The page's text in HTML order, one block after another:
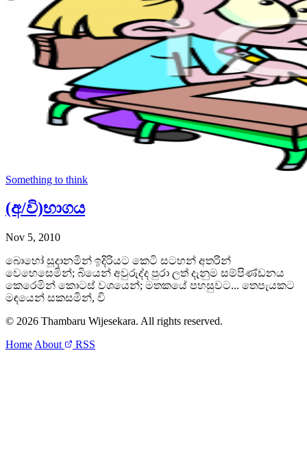
Something to think
(අ/වි)භාගය
Nov 5, 2010
බොහෝ සූදානමින් ඉදිරියට කෙටි සටහන් අතරින්
වෙහෙසෙමින්; බියෙන් අවුරුද්ද පුරා ලත් දැනුම සම්පිණ්ඩනය
කෙරෙමින් කොටස් වශයෙන්; මතකයේ පහසුවට... තෙපැයකට
මඳයෙන් සකසමින්, වි
© 2026 Thambaru Wijesekara. All rights reserved.
Home About RSS